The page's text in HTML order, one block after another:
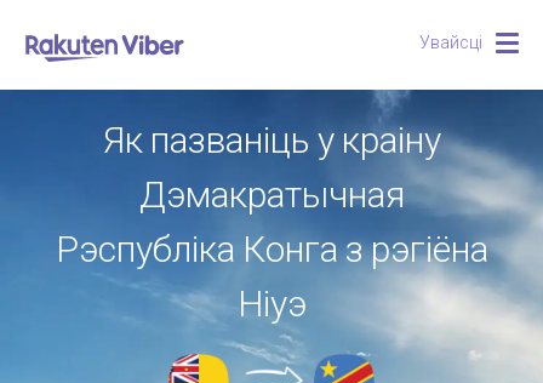
Увайсці
Як пазваніць у краіну
Дэмакратычная
Рэспубліка Конга з рэгіёна
Ніуэ